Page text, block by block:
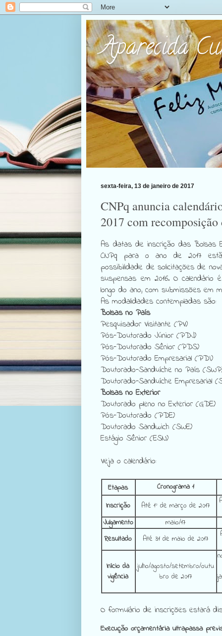
Aparecida
sexta-feira, 13 de janeiro de 2017
CNPq anuncia
2017 com
As datas de inscrição das Bolsas
CNPq para o ano de 2017
possibilidade de solicitações de
suspensas em 2016. O
longo do ano, com submissões em
As modalidades contempladas são:
Bolsas no País
Pesquisador Visitante (PV)
Pós-Doutorado Júnior (PDJ)
Pós-Doutorado Sênior (PDS)
Pós-Doutorado Empresarial (PDI)
Doutorado-Sanduíche no País
Doutorado-Sanduíche Empresarial
Bolsas no Exterior
Doutorado pleno no Exterior (GDE)
Pós-Doutorado (PDE)
Doutorado Sandwich (SWE)
Estágio Sênior (ESN)
Veja o calendário:
Etapas
Cronograma 1
Inscrição
Até 1º de março de 2017
Julgamento
maio/17
Resultado
Até 31 de maio de 2017
Início da
vigência
julho/agosto/setembro/outu
bro de 2017
O formulário de inscrições estará
Execução orçamentária ultrapassa